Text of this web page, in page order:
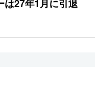
は27年1月に引退